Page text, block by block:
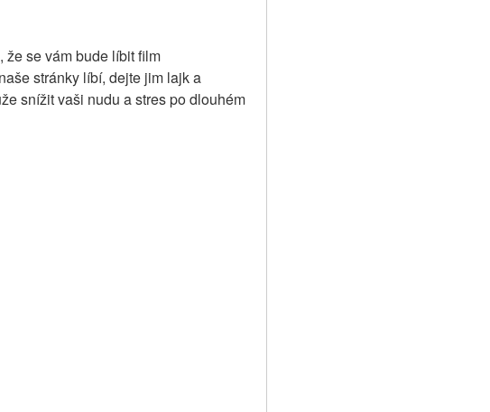
že se vám bude líbit film
stránky líbí, dejte jim lajk a
snížit vaši nudu a stres po dlouhém